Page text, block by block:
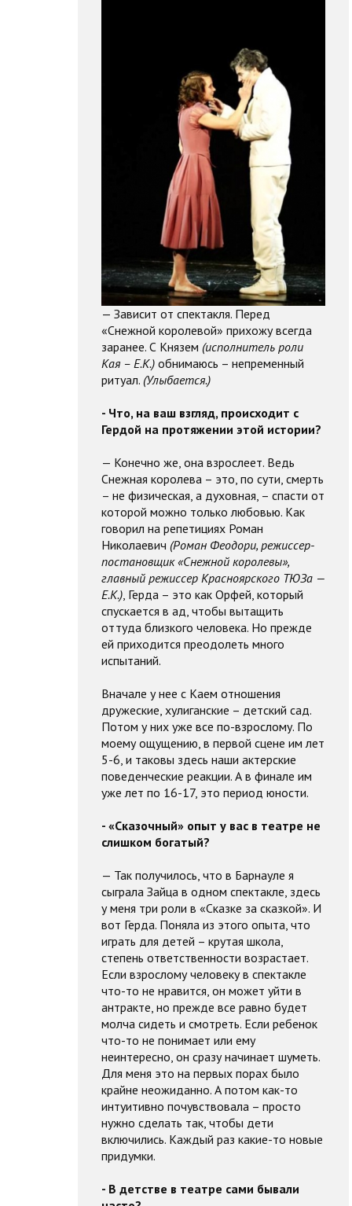
— Зависит от спектакля. Перед
«Снежной королевой» прихожу всегда
заранее. С Князем (исполнитель роли
Кая – Е.К.)обнимаюсь – непременный
ритуал. (Улыбается.)
- Что, на ваш взгляд, происходит с
Гердой на протяжении этой истории?
— Конечно же, она взрослеет. Ведь
Снежная королева – это, по сути, смерть
– не физическая, а духовная, – спасти от
которой можно только любовью. Как
говорил на репетициях Роман
Николаевич (Роман Феодори, режиссер-
постановщик «Снежной королевы»,
главный режиссер Красноярского ТЮЗа —
Е.К.), Герда – это как Орфей, который
спускается в ад, чтобы вытащить
оттуда близкого человека. Но прежде
ей приходится преодолеть много
испытаний.
Вначале у нее с Каем отношения
дружеские, хулиганские – детский сад.
Потом у них уже все по-взрослому. По
моему ощущению, в первой сцене им лет
5-6, и таковы здесь наши актерские
поведенческие реакции. А в финале им
уже лет по 16-17, это период юности.
- «Сказочный» опыт у вас в театре не
слишком богатый?
— Так получилось, что в Барнауле я
сыграла Зайца в одном спектакле, здесь
у меня три роли в «Сказке за сказкой». И
вот Герда. Поняла из этого опыта, что
играть для детей – крутая школа,
степень ответственности возрастает.
Если взрослому человеку в спектакле
что-то не нравится, он может уйти в
антракте, но прежде все равно будет
молча сидеть и смотреть. Если ребенок
что-то не понимает или ему
неинтересно, он сразу начинает шуметь.
Для меня это на первых порах было
крайне неожиданно. А потом как-то
интуитивно почувствовала – просто
нужно сделать так, чтобы дети
включились. Каждый раз какие-то новые
придумки.
- В детстве в театре сами бывали